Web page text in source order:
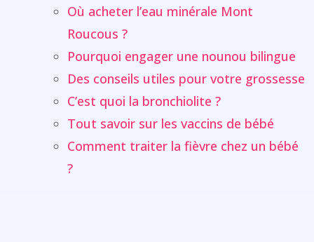
Où acheter l’eau minérale Mont
Roucous ?
Pourquoi engager une nounou bilingue
Des conseils utiles pour votre grossesse
C’est quoi la bronchiolite ?
Tout savoir sur les vaccins de bébé
Comment traiter la fièvre chez un bébé
?